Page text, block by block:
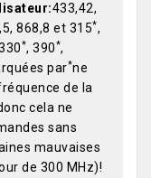
433,42,
868,8 et 315*,
*, 390*,
par*ne
de la
cela ne
sans
mauvaises
de 300 MHz)!